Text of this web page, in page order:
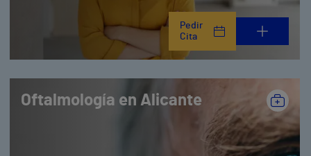
Pedir
Cita
Oftalmología en Alicante